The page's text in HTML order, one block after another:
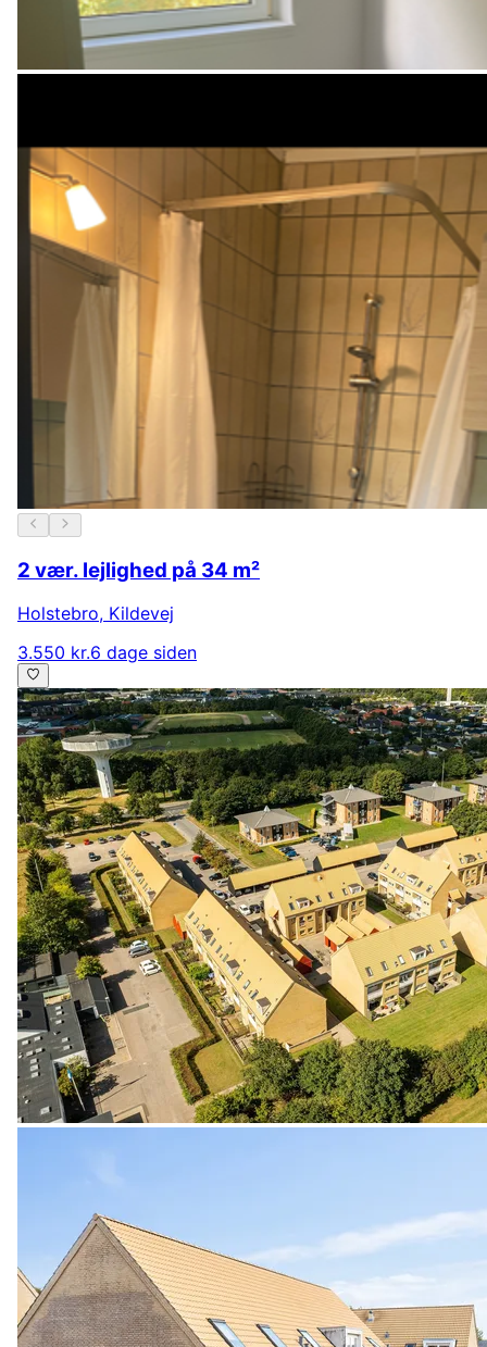
2 vær. lejlighed på 34 m²
Holstebro, Kildevej
3.550 kr.6 dage siden